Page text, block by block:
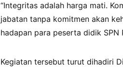
“Integritas adalah harga mati.
jabatan tanpa komitmen akan
hadapan para peserta didik SPN
Kegiatan tersebut turut dihadiri